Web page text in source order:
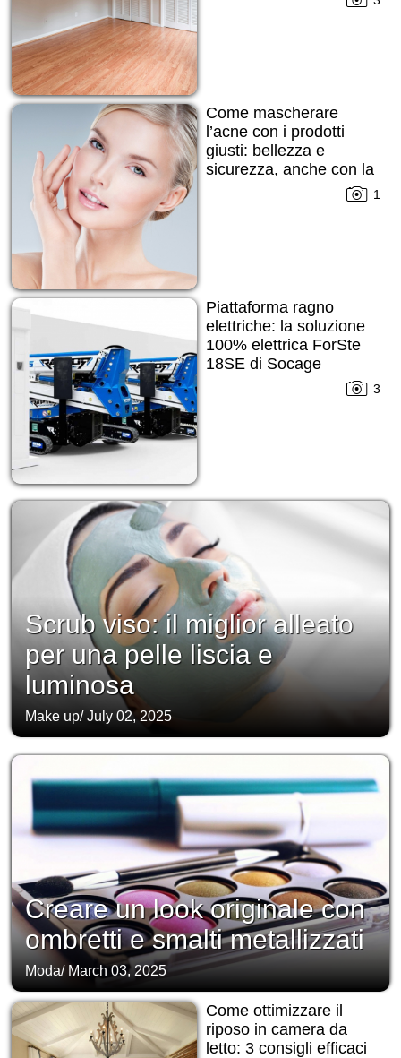
Come mascherare
l’acne con i prodotti
giusti: bellezza e
sicurezza, anche con la
1
Piattaforma ragno
elettriche: la soluzione
100% elettrica ForSte
18SE di Socage
3
Scrub viso: il miglior alleato
per una pelle liscia e
luminosa
Make up/July 02, 2025
Creare un look originale con
ombretti e smalti metallizzati
Moda/ March 03, 2025
Come ottimizzare il
riposo in camera da
letto: 3 consigli efficaci